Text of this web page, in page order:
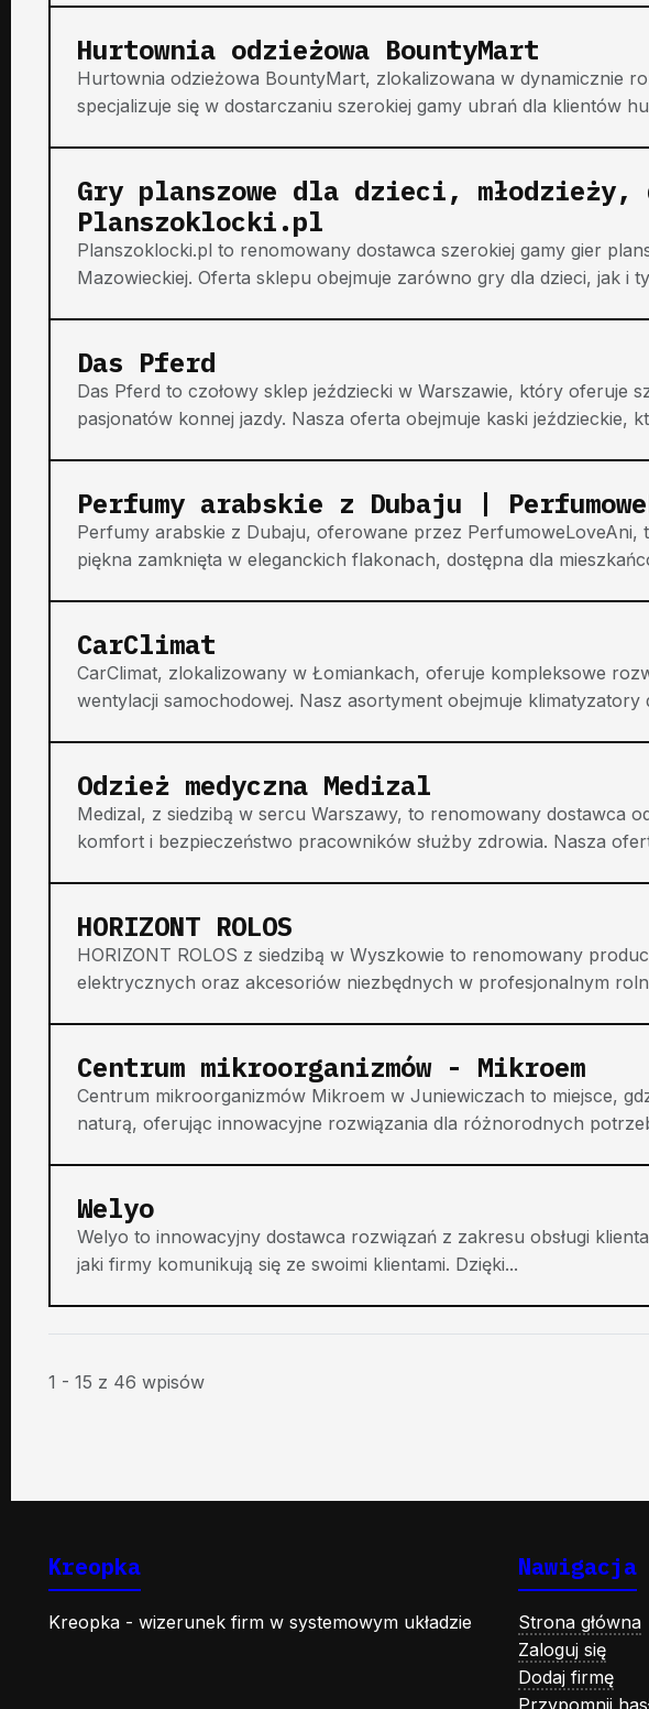
Hurtownia odzieżowa BountyMart
Hurtownia odzieżowa BountyMart, zlokalizowana w dynamicznie
specjalizuje się w dostarczaniu szerokiej gamy ubrań dla klientów
Gry planszowe dla dzieci, młodzieży,
Planszoklocki.pl
Planszoklocki.pl to renomowany dostawca szerokiej gamy gier
Mazowieckiej. Oferta sklepu obejmuje zarówno gry dla dzieci, jak i
Das Pferd
Das Pferd to czołowy sklep jeździecki w Warszawie, który oferuje
pasjonatów konnej jazdy. Nasza oferta obejmuje kaski jeździeckie,
Perfumy arabskie z Dubaju |
Perfumy arabskie z Dubaju, oferowane przez PerfumoweLoveAni,
piękna zamknięta w eleganckich flakonach, dostępna dla
CarClimat
CarClimat, zlokalizowany w Łomiankach, oferuje kompleksowe
wentylacji samochodowej. Nasz asortyment obejmuje klimatyzatory
Odzież medyczna Medizal
Medizal, z siedzibą w sercu Warszawy, to renomowany dostawca
komfort i bezpieczeństwo pracowników służby zdrowia. Nasza
HORIZONT ROLOS
HORIZONT ROLOS z siedzibą w Wyszkowie to renomowany
elektrycznych oraz akcesoriów niezbędnych w profesjonalnym
Centrum mikroorganizmów - Mikroem
Centrum mikroorganizmów Mikroem w Juniewiczach to miejsce,
naturą, oferując innowacyjne rozwiązania dla różnorodnych
Welyo
Welyo to innowacyjny dostawca rozwiązań z zakresu obsługi
jaki firmy komunikują się ze swoimi klientami. Dzięki...
1 - 15 z 46 wpisów
Kreopka
Kreopka - wizerunek firm w systemowym układzie
Nawigacja
Strona główna
Zaloguj się
Dodaj firmę
Przypomnij